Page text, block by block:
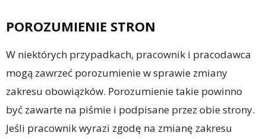
POROZUMIENIE STRON
W niektórych przypadkach, pracownik i pracodawca
mogą zawrzeć porozumienie w sprawie zmiany
zakresu obowiązków. Porozumienie takie powinno
być zawarte na piśmie i podpisane przez obie strony.
Jeśli pracownik wyrazi zgodę na zmianę zakresu